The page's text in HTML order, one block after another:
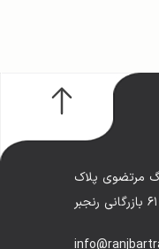
مرتضوی پلاک
۶۱ بازرگانی رنجبر